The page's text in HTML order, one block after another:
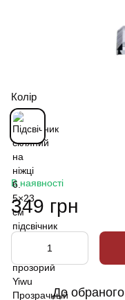
Колір
В наявності
349 грн
До обраного